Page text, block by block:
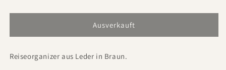
Ausverkauft
Reiseorganizer aus Leder in Braun.